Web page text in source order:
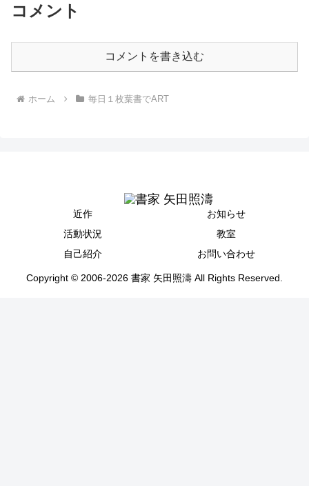
コメント
コメントを書き込む
ホーム 毎日１枚葉書でART
近作
お知らせ
活動状況
教室
自己紹介
お問い合わせ
Copyright © 2006-2026 書家 矢田照濤 All Rights Reserved.